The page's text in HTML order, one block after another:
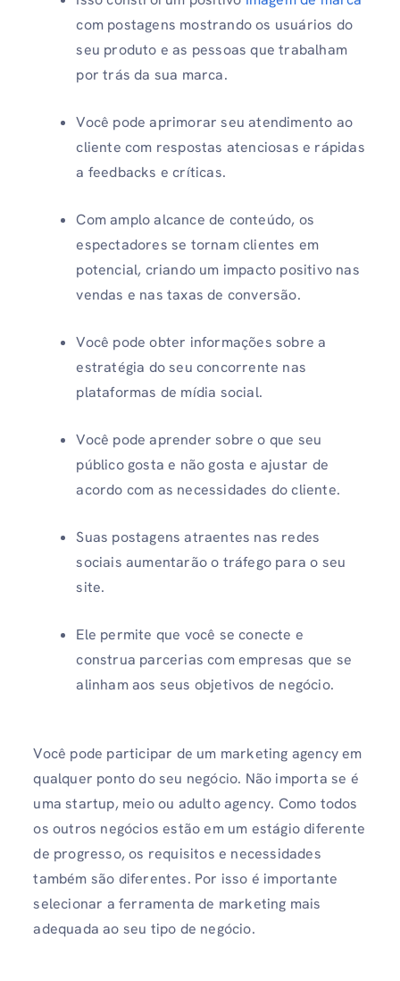
com postagens mostrando os usuários do
seu produto e as pessoas que trabalham
por trás da sua marca.
Você pode aprimorar seu atendimento ao
cliente com respostas atenciosas e rápidas
a feedbacks e críticas.
Com amplo alcance de conteúdo, os
espectadores se tornam clientes em
potencial, criando um impacto positivo nas
vendas e nas taxas de conversão.
Você pode obter informações sobre a
estratégia do seu concorrente nas
plataformas de mídia social.
Você pode aprender sobre o que seu
público gosta e não gosta e ajustar de
acordo com as necessidades do cliente.
Suas postagens atraentes nas redes
sociais aumentarão o tráfego para o seu
site.
Ele permite que você se conecte e
construa parcerias com empresas que se
alinham aos seus objetivos de negócio.
Você pode participar de um marketing agency em
qualquer ponto do seu negócio. Não importa se é
uma startup, meio ou adulto agency. Como todos
os outros negócios estão em um estágio diferente
de progresso, os requisitos e necessidades
também são diferentes. Por isso é importante
selecionar a ferramenta de marketing mais
adequada ao seu tipo de negócio.